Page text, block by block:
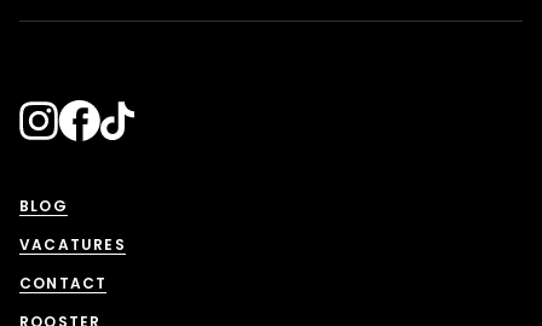
Instagram
Facebook
TikTok
BLOG
VACATURES
CONTACT